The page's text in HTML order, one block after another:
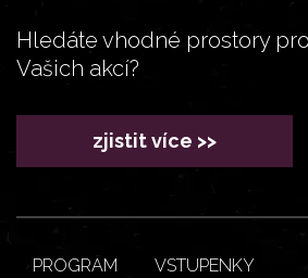
Hledáte vhodné prostory
Vašich akcí?
zjistit více >>
PROGRAM
VSTUPENKY